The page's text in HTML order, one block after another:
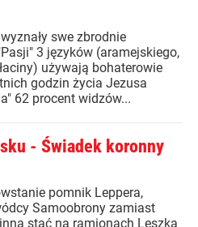
swe zbrodnie
3 języków (aramejskiego,
używają bohaterowie
godzin życia Jezusa
62 procent widzów...
- Świadek koronny
pomnik Leppera,
Samoobrony zamiast
stać na ramionach Leszka